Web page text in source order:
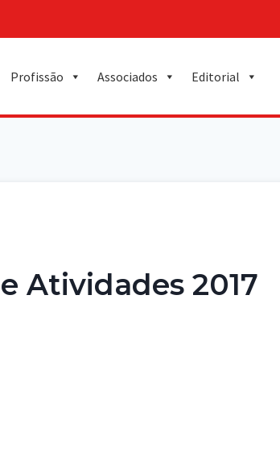
Profissão Associados Editorial
Atividades 2017